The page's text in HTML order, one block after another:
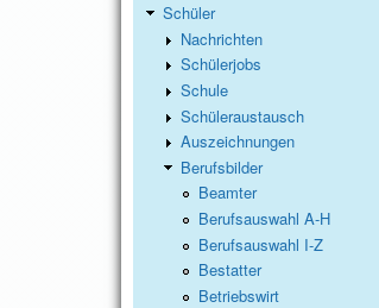
Schüler
Nachrichten
Schülerjobs
Schule
Schüleraustausch
Auszeichnungen
Berufsbilder
Beamter
Berufsauswahl A-H
Berufsauswahl I-Z
Bestatter
Betriebswirt